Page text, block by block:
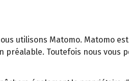
utilisons Matomo. Matomo
Toutefois nous vous